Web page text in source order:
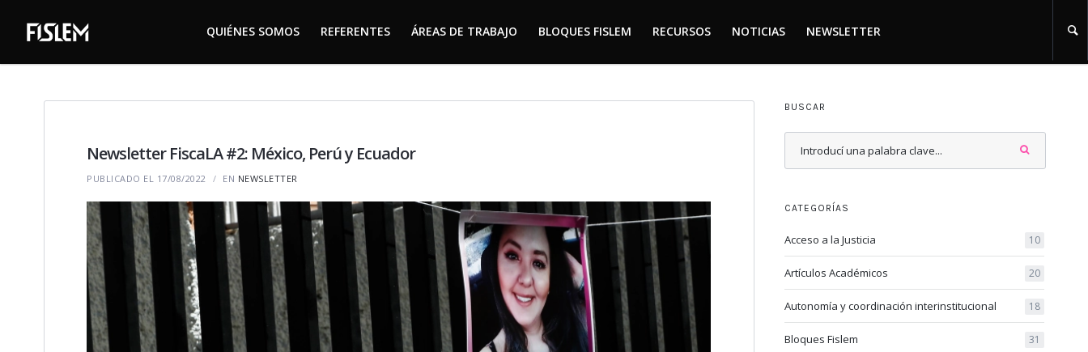
QUIÉNES SOMOS REFERENTES ÁREAS DE TRABAJO BLOQUES FISLEM RECURSOS NOTICIAS NEWSLETTER
QUIÉNES SOMOS REFERENTES ÁREAS DE TRABAJO BLOQUES FISLEM RECURSOS NOTICIAS NEWSLETTER
Newsletter FiscaLA #2: México, Perú y Ecuador
PUBLICADO EL 17/08/2022 EN NEWSLETTER
BUSCAR
CATEGORÍAS
Acceso a la Justicia 10
Artículos Académicos 20
Autonomía y coordinación interinstitucional 18
Bloques Fislem 31